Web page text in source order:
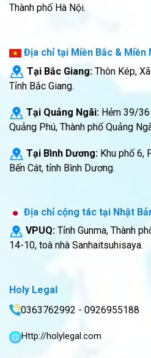
Thành phố Hà Nội.
Địa chỉ tại Miền Bắc & Miền
Tại Bắc Giang: Thôn Kép,
Tỉnh Bắc Giang.
Tại Quảng Ngãi: Hẻm 39/
Quảng Phú, Thành phố Quảng
Tại Bình Dương: Khu phố 6,
Bến Cát, tỉnh Bình Dương.
Địa chỉ cộng tác tại Nhật
VPUQ: Tỉnh Gunma, Thành
14-10, toà nhà Sanhaitsuhisaya.
Holy Legal
0363762992 - 0926955188
Http://holylegal.com